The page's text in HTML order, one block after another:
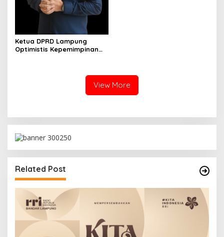
Ketua DPRD Lampung
Optimistis Kepemimpinan
View More
Related Post